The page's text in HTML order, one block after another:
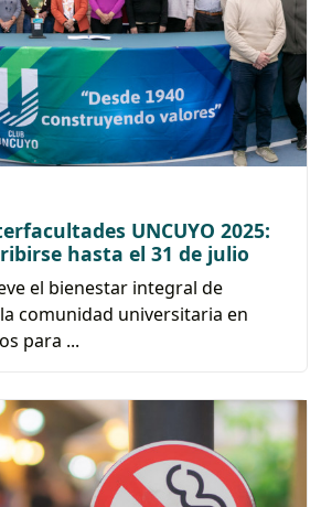
UNCUYO 2025:
hasta el 31 de julio
el bienestar integral de
comunidad universitaria en
para ...